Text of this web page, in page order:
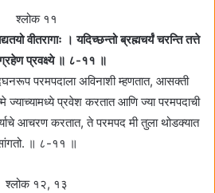
श्लोक ११
वीतरागाः । यदिच्छन्तो ब्रह्मचर्यं चरन्ति तत्ते
प्रवक्ष्ये ॥ ८-११ ॥
परमपदाला अविनाशी म्हणतात, आसक्ती
प्रवेश करतात आणि ज्या परमपदाची
आचरण करतात, ते परमपद मी तुला थोडक्यात
॥ ८-११ ॥
श्लोक १२, १३